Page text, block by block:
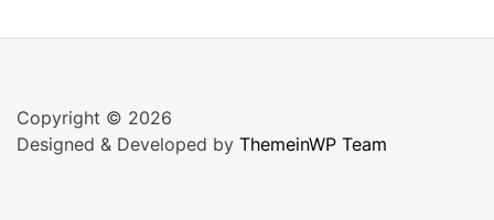
Copyright © 2026
Designed & Developed by ThemeinWP Team